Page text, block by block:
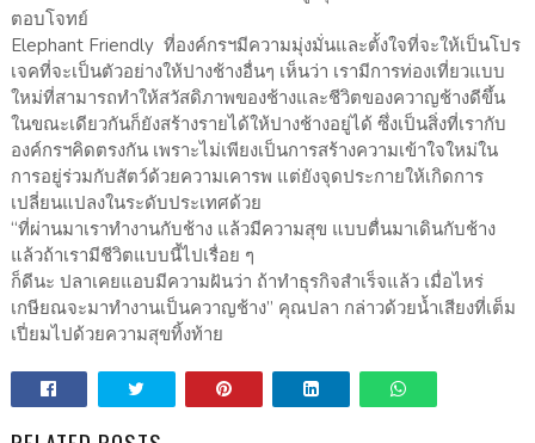
ตอบโจทย์
Elephant Friendly ที่องค์กรฯมีความมุ่งมั่นและตั้งใจที่จะให้เป็นโปร
เจคที่จะเป็นตัวอย่างให้ปางช้างอื่นๆ เห็นว่า เรามีการท่องเที่ยวแบบ
ใหม่ที่สามารถทำให้สวัสดิภาพของช้างและชีวิตของควาญช้างดีขึ้น
ในขณะเดียวกันก็ยังสร้างรายได้ให้ปางช้างอยู่ได้ ซึ่งเป็นสิ่งที่เรากับ
องค์กรฯคิดตรงกัน เพราะไม่เพียงเป็นการสร้างความเข้าใจใหม่ใน
การอยู่ร่วมกับสัตว์ด้วยความเคารพ แต่ยังจุดประกายให้เกิดการ
เปลี่ยนแปลงในระดับประเทศด้วย
“ที่ผ่านมาเราทำงานกับช้าง แล้วมีความสุข แบบตื่นมาเดินกับช้าง
แล้วถ้าเรามีชีวิตแบบนี้ไปเรื่อย ๆ
ก็ดีนะ ปลาเคยแอบมีความฝันว่า ถ้าทำธุรกิจสำเร็จแล้ว เมื่อไหร่
เกษียณจะมาทำงานเป็นควาญช้าง” คุณปลา กล่าวด้วยน้ำเสียงที่เต็ม
เปี่ยมไปด้วยความสุขทิ้งท้าย